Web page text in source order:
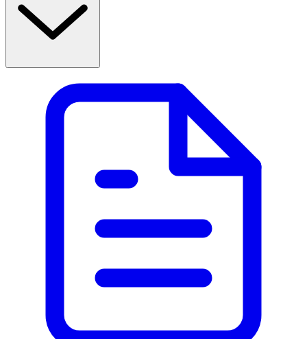
information.
Användning
- Munhålepåsen placeras under överläppen och får verka
där i 30 minuter. Flytta påsen med tungan då och då.
- Ta en portionspåse varannan timme. I de flesta fall
räcker det med 8–12 portionspåsar om dagen. Du får
högst ta 24 portionspåsar per dygn.
- Behandlingen brukar ta ungefär 3 månader, även om
det är individuellt. Därefter minskar du antal
portionspåsar per dag.
- Avsluta behandlingen när du minskat till 1–2
- Om du fortfarande inte får de resultat du vill ha efter 6
månader rekommenderas du att kontakta din läkare.
mintsmakämne, askorbylpalmitat (E 304),